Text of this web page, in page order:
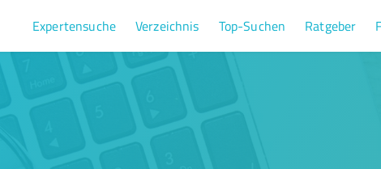
Expertensuche Verzeichnis Top-Suchen Ratgeber